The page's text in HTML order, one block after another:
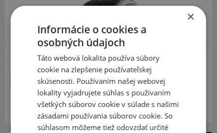
SUV-SILNIČNÉ
136,07 €
85,40 €
Momentálne nedostupné
×
Informácie o cookies a
osobných údajoch
Táto webová lokalita používa súbory
cookie na zlepšenie používateľskej
skúsenosti. Používaním našej webovej
lokality vyjadrujete súhlas s používaním
všetkých súborov cookie v súlade s našimi
zásadami používania súborov cookie. So
súhlasom môžeme tiež odovzdať určité